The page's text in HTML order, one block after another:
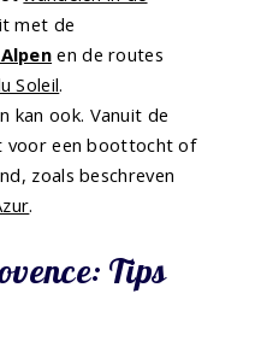
met de
en de routes
Soleil.
kan ook. Vanuit de
voor een boottocht of
zoals beschreven
.
Tips